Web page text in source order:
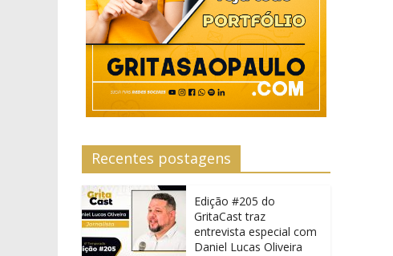
Recentes postagens
Edição #205 do
GritaCast traz
entrevista especial com
Daniel Lucas Oliveira